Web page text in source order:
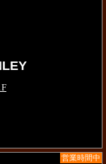
営業時間中